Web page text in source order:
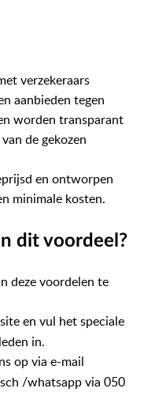
verzekeraars
aanbieden tegen
worden transparant
de gekozen
en ontworpen
minimale kosten.
dit voordeel?
deze voordelen te
en vul het speciale
in.
op via e-mail
/whatsapp via 050